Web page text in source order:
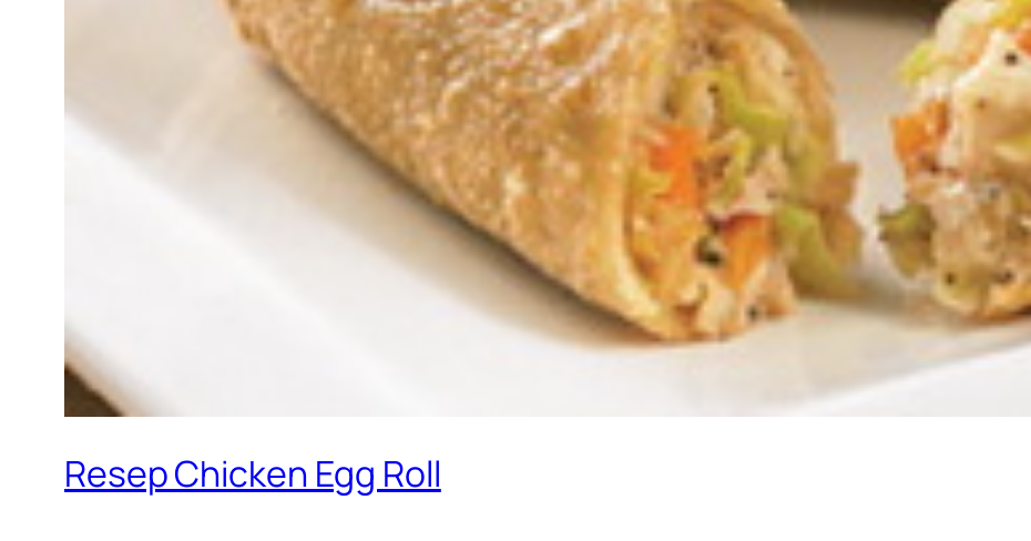
Resep Chicken Egg Roll